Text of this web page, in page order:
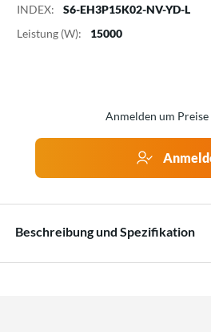
INDEX:
S6-EH3P15K02-NV-YD-L
Leistung (W):
15000
Anmelden um Preise
Beschreibung und Spezifikation